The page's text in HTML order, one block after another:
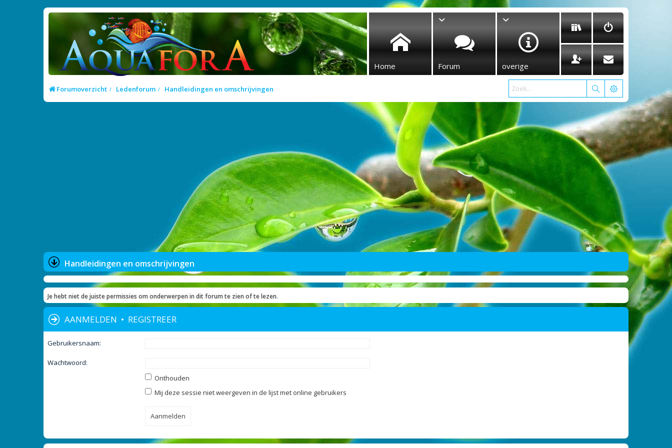
Home Forum overige
Forumoverzicht Ledenforum Handleidingen en omschrijvingen
Handleidingen en omschrijvingen
Je hebt niet de juiste permissies om onderwerpen in dit forum te zien of te lezen.
AANMELDEN • REGISTREER
Gebruikersnaam:
Wachtwoord:
Onthouden
Mij deze sessie niet weergeven in de lijst met online gebruikers